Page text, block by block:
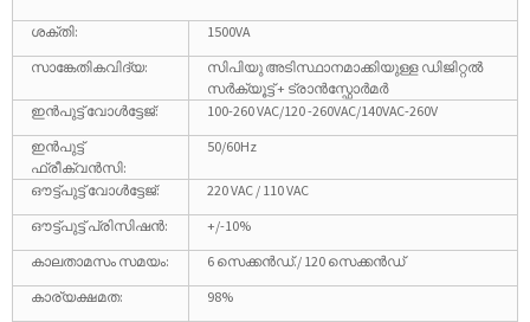
ശക്തി:
1500VA
സാങ്കേതികവിദ്യ:
സിപിയു അടിസ്ഥാനമാക്കിയുള്ള ഡിജിറ്റൽ
സർക്യൂട്ട് + ട്രാൻസ്ഫോർമർ
ഇൻപുട്ട് വോൾട്ടേജ്:
100-260 VAC/120 -260VAC/140VAC-260V
ഇൻപുട്ട്
ഫ്രീക്വൻസി:
50/60Hz
ഔട്ട്പുട്ട് വോൾട്ടേജ്:
220 VAC / 110 VAC
ഔട്ട്പുട്ട് പ്രിസിഷൻ:
+/-10%
കാലതാമസം സമയം:
6 സെക്കൻഡ്./ 120 സെക്കൻഡ്
കാര്യക്ഷമത:
98%